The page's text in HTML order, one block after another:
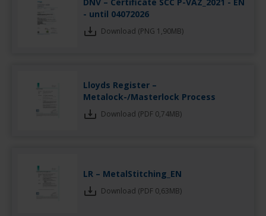
- until 04072026
Download (PNG 1,90MB)
Lloyds Register –
Metalock-/Masterlock Process
Download (PDF 0,74MB)
LR – MetalStitching_EN
Download (PDF 0,63MB)